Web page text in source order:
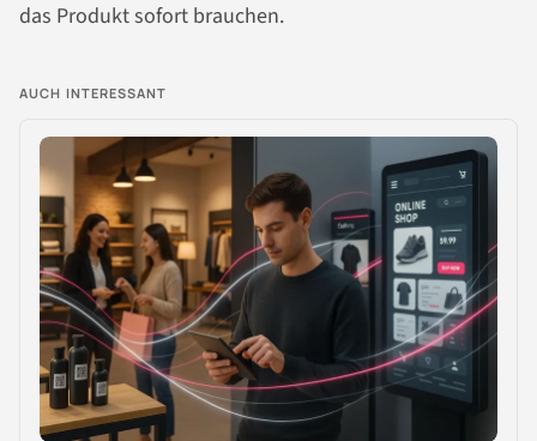
das Produkt sofort brauchen.
AUCH INTERESSANT